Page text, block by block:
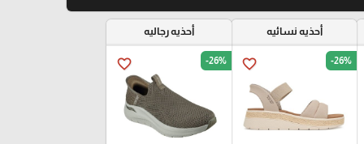
أحذيه نسائيه
favorite_border -26%
أحذيه رجاليه
favorite_border -26%